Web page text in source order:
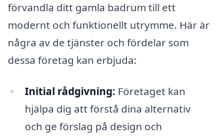
förvandla ditt gamla badrum till ett
modernt och funktionellt utrymme. Här är
några av de tjänster och fördelar som
dessa företag kan erbjuda:
Initial rådgivning: Företaget kan
hjälpa dig att förstå dina alternativ
och ge förslag på design och